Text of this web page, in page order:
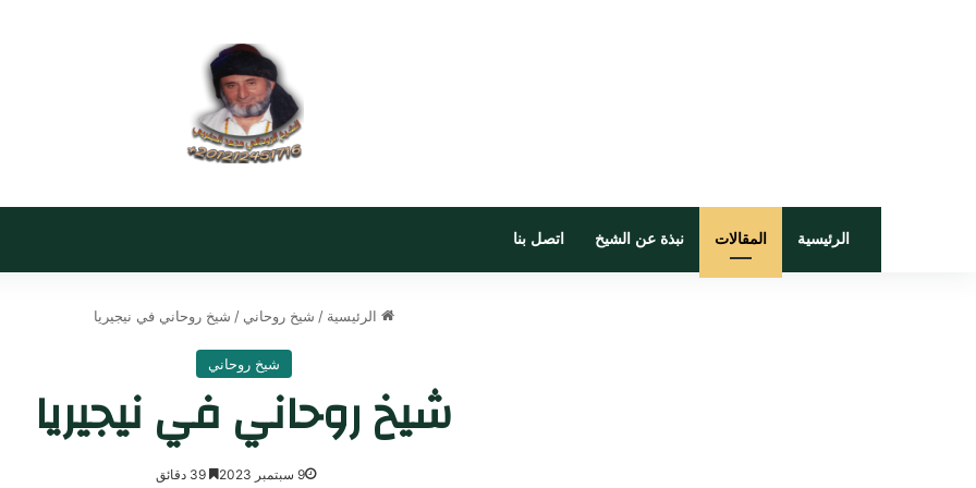
الرئيسية المقالات نبذة عن الشيخ اتصل بنا
الرئيسية / شيخ روحاني / شيخ روحاني في نيجيريا
شيخ روحاني
شيخ روحاني في نيجيريا
9 سبتمبر 2023